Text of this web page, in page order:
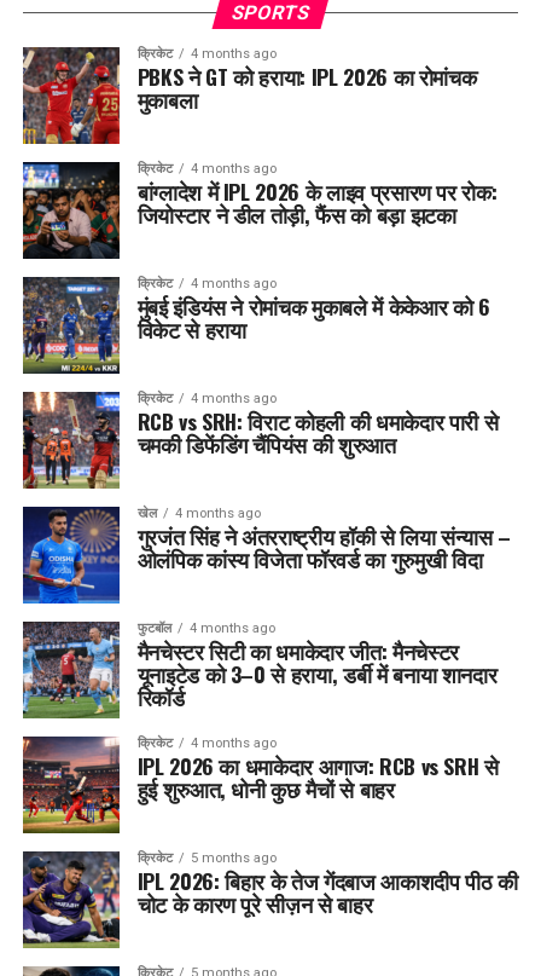
SPORTS
क्रिकेट 4 months ago
PBKS ने GT को हराया: IPL 2026 का रोमांचक
मुकाबला
क्रिकेट 4 months ago
बांग्लादेश में IPL 2026 के लाइव प्रसारण पर रोक:
जियोस्टार ने डील तोड़ी, फैंस को बड़ा झटका
क्रिकेट 4 months ago
मुंबई इंडियंस ने रोमांचक मुकाबले में केकेआर को 6
विकेट से हराया
क्रिकेट 4 months ago
RCB vs SRH: विराट कोहली की धमाकेदार पारी से
चमकी डिफेंडिंग चैंपियंस की शुरुआत
खेल 4 months ago
गुरजंत सिंह ने अंतरराष्ट्रीय हॉकी से लिया संन्यास –
ओलंपिक कांस्य विजेता फॉरवर्ड का गुरुमुखी विदा
फुटबॉल 4 months ago
मैनचेस्टर सिटी का धमाकेदार जीत: मैनचेस्टर
यूनाइटेड को 3–0 से हराया, डर्बी में बनाया शानदार
रिकॉर्ड
क्रिकेट 4 months ago
IPL 2026 का धमाकेदार आगाज: RCB vs SRH से
हुई शुरुआत, धोनी कुछ मैचों से बाहर
क्रिकेट 5 months ago
IPL 2026: बिहार के तेज गेंदबाज आकाशदीप पीठ की
चोट के कारण पूरे सीज़न से बाहर